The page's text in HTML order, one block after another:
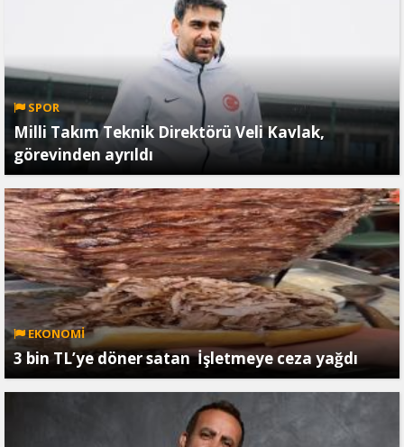
SPOR
Milli Takım Teknik Direktörü Veli Kavlak,
görevinden ayrıldı
EKONOMİ
3 bin TL’ye döner satan İşletmeye ceza yağdı